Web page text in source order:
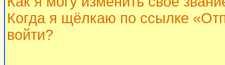
Когда я щёлкаю по ссылке
войти?